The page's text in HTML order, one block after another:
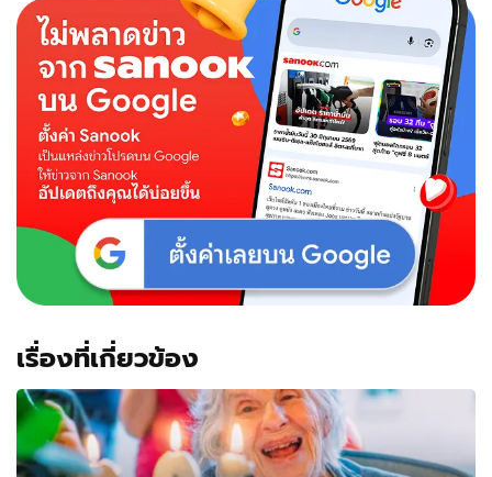
โลก
ค้นหา
เมนู
ที่สุด"
อายุ
ยืน
ปี
มี
ไทย
ติด
ด้วย
1
ชาม!
เรื่องที่เกี่ยวข้อง